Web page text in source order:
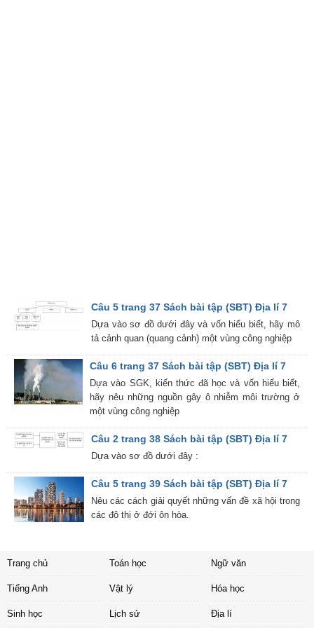
Câu 5 trang 37 Sách bài tập (SBT) Địa lí 7
Dựa vào sơ đồ dưới đây và vốn hiểu biết, hãy mô
tả cảnh quan (quang cảnh) một vùng công nghiệp
Câu 6 trang 37 Sách bài tập (SBT) Địa lí 7
Dựa vào SGK, kiến thức đã học và vốn hiểu biết,
hãy nêu những nguồn gây ô nhiễm môi trường ở
một vùng công nghiệp
Câu 2 trang 38 Sách bài tập (SBT) Địa lí 7
Dựa vào sơ đồ dưới đây :
Câu 5 trang 39 Sách bài tập (SBT) Địa lí 7
Nêu các cách giải quyết những vấn đề xã hội trong
các đô thị ở đới ôn hòa.
Trang chủ Toán học Ngữ văn
Tiếng Anh Vật lý Hóa học
Sinh học Lịch sử Địa lí